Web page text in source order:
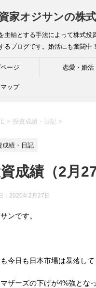
家オジサンの株
主軸とする手法によって株式投
るブログです。婚活にも奮闘中
ージ 恋愛・婚活
ップ
> 投資成績・日記 >
成績・日記
成績（2月
： 2020年2月27日
ンです。
今日も日本市場は暴落して
ザーズの下げが4%強とな